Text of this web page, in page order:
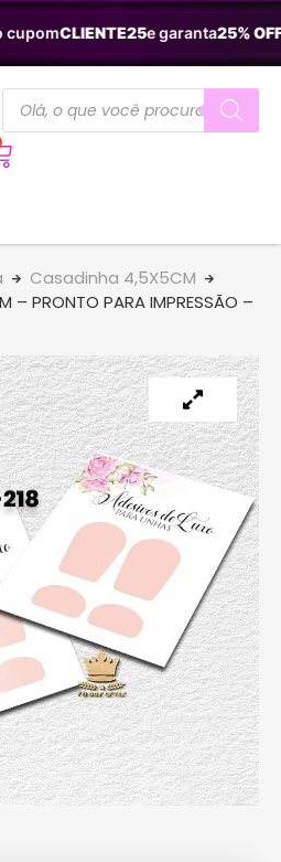
CLIENTE25e garanta25% OFF.
Casadinha 4,5X5CM
– PRONTO PARA IMPRESSÃO –